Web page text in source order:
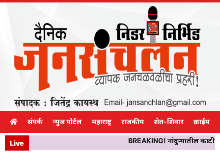
संपर्क न्युज पोर्टल महाराष्ट्र राजकीय शेत-शिवार क्राईम
Live BREAKING! नांदुऱ्यातील काटी